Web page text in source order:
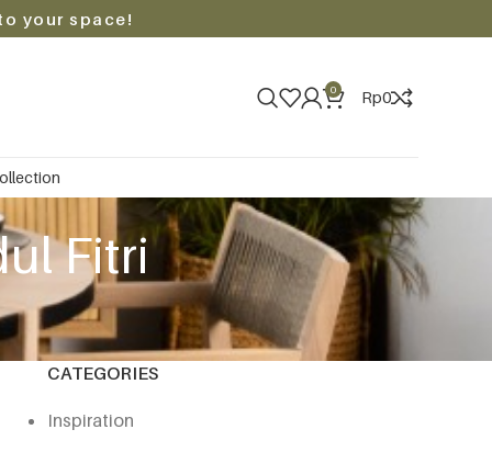
your space!
0 Rp0
Fitri
CATEGORIES
Inspiration